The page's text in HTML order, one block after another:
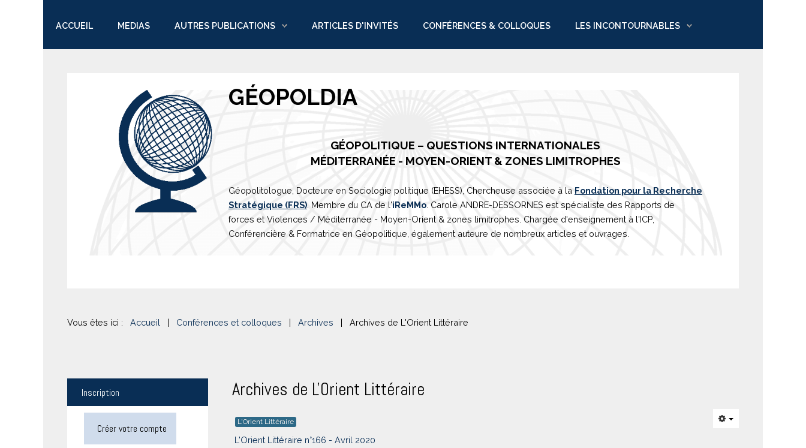
ACCUEIL MEDIAS AUTRES PUBLICATIONS ARTICLES D'INVITÉS CONFÉRENCES & COLLOQUES LES INCONTOURNABLES
GÉOPOLDIA
GÉOPOLITIQUE – QUESTIONS INTERNATIONALES
MÉDITERRANÉE - MOYEN-ORIENT & ZONES LIMITROPHES
Géopolitologue, Docteure en Sociologie politique (EHESS), Chercheuse associée à la Fondation pour la Recherche
Stratégique (FRS) . Membre du CA de l'iReMMo . Carole ANDRE-DESSORNES est spécialiste des Rapports de
forces et Violences / Méditerranée - Moyen-Orient & zones limitrophes. Chargée d'enseignement à l'ICP,
Conférencière & Formatrice en Géopolitique, également auteure de nombreux articles et ouvrages.
Vous êtes ici : Accueil | Conférences et colloques | Archives | Archives de L'Orient Littéraire
Archives de L'Orient Littéraire
L'Orient Littéraire
L'Orient Littéraire n°166 - Avril 2020
Inscription
Créer votre compte